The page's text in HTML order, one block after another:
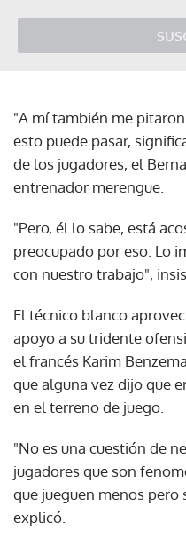
"A mí también me
esto puede pasar,
de los jugadores, el
entrenador merengue.
"Pero, él lo sabe, está
preocupado por eso. Lo
con nuestro trabajo",
El técnico blanco
apoyo a su tridente
el francés Karim
que alguna vez dijo que
en el terreno de juego.
"No es una cuestión de
jugadores que son
que jueguen menos
explicó.